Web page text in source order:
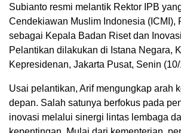
Subianto resmi melantik Rektor IPB
Cendekiawan Muslim Indonesia (ICMI),
sebagai Kepala Badan Riset dan
Pelantikan dilakukan di Istana Negara,
Kepresidenan, Jakarta Pusat, Senin (10/
Usai pelantikan, Arif mengungkap arah
depan. Salah satunya berfokus pada
inovasi melalui sinergi lintas lembaga